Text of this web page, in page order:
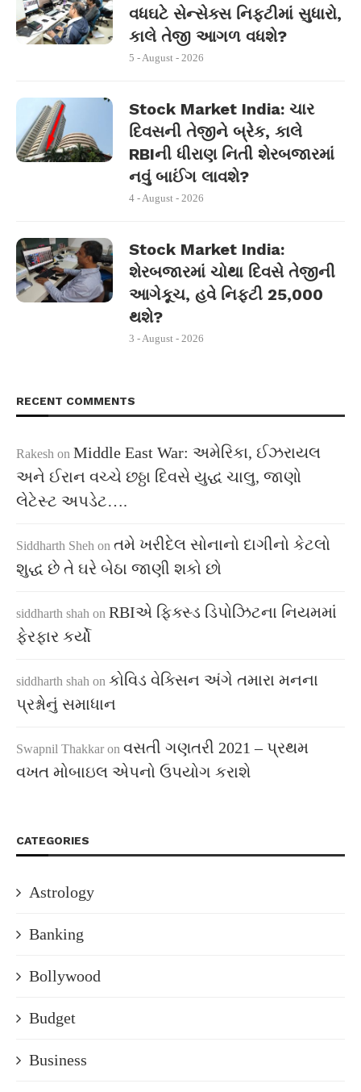
વધઘટે સેન્સેક્સ નિફ્ટીમાં સુધારો,
કાલે તેજી આગળ વધશે?
5 - August - 2026
Stock Market India: ચાર
દિવસની તેજીને બ્રેક, કાલે
RBIની ધીરાણ નિતી શેરબજારમાં
નવું બાઈંગ લાવશે?
4 - August - 2026
Stock Market India:
શેરબજારમાં ચોથા દિવસે તેજીની
આગેકૂચ, હવે નિફ્ટી 25,000
થશે?
3 - August - 2026
RECENT COMMENTS
Rakesh on Middle East War: અમેરિકા, ઈઝરાયલ
અને ઈરાન વચ્ચે છઠ્ઠા દિવસે યુદ્ધ ચાલુ, જાણો
લેટેસ્ટ અપડેટ….
Siddharth Sheh on તમે ખરીદેલ સોનાનો દાગીનો કેટલો
શુદ્ધ છે તે ઘરે બેઠા જાણી શકો છો
siddharth shah on RBIએ ફિક્સ્ડ ડિપોઝિટના નિયમમાં
ફેરફાર કર્યો
siddharth shah on કોવિડ વેક્સિન અંગે તમારા મનના
પ્રશ્નોનું સમાધાન
Swapnil Thakkar on વસતી ગણતરી 2021 – પ્રથમ
વખત મોબાઇલ એપનો ઉપયોગ કરાશે
CATEGORIES
Astrology
Banking
Bollywood
Budget
Business